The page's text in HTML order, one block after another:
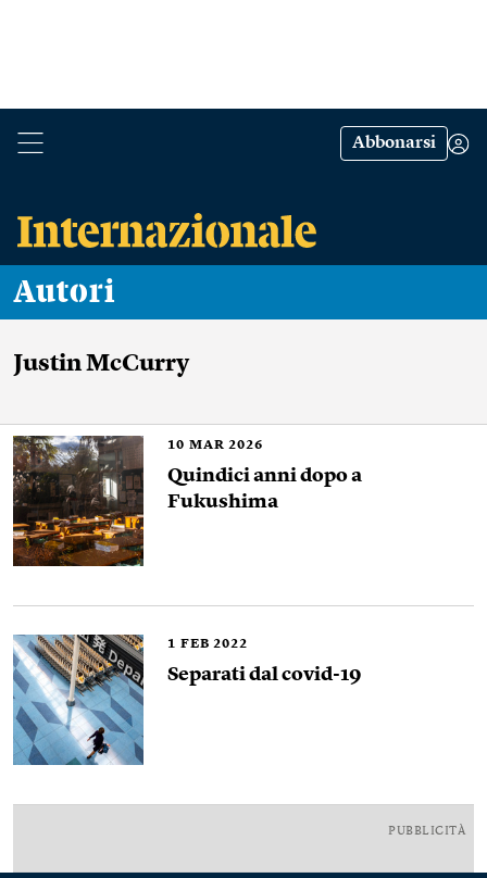
Abbonarsi
Autori
Justin McCurry
10 MAR 2026
Quindici anni dopo a
Fukushima
1 FEB 2022
Separati dal covid-19
PUBBLICITÀ